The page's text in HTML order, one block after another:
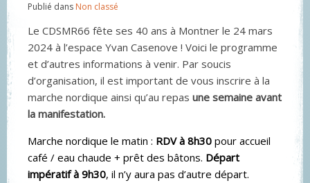
Publié dans Non classé
Le CDSMR66 fête ses 40 ans à Montner le 24 mars
2024 à l’espace Yvan Casenove ! Voici le programme
et d’autres informations à venir. Par soucis
d’organisation, il est important de vous inscrire à la
marche nordique ainsi qu’au repas une semaine avant
la manifestation.
Marche nordique le matin : RDV à 8h30 pour accueil
café / eau chaude + prêt des bâtons. Départ
impératif à 9h30, il n’y aura pas d’autre départ.